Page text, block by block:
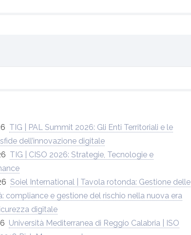
TIG | PAL Summit 2026: Gli Enti Territoriali e le
dell’innovazione digitale
TIG | CISO 2026: Strategie, Tecnologie e
Soiel International | Tavola rotonda: Gestione delle
compliance e gestione del rischio nella nuova era
digitale
Università Mediterranea di Reggio Calabria | ISO